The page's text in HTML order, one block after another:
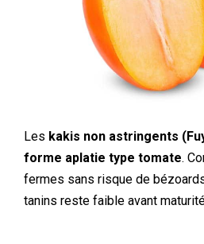
Les kakis non astringents
forme aplatie type tomate.
fermes sans risque de
tanins reste faible avant